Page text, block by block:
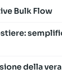
Bulk Flow
della